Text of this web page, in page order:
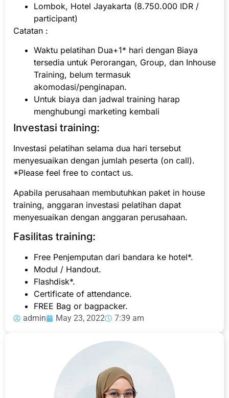
Lombok, Hotel Jayakarta (8.750.000 IDR /
participant)
Catatan :
Waktu pelatihan Dua+1* hari dengan Biaya
tersedia untuk Perorangan, Group, dan Inhouse
Training, belum termasuk
akomodasi/penginapan.
Untuk biaya dan jadwal training harap
menghubungi marketing kembali
Investasi training:
Investasi pelatihan selama dua hari tersebut
menyesuaikan dengan jumlah peserta (on call).
*Please feel free to contact us.
Apabila perusahaan membutuhkan paket in house
training, anggaran investasi pelatihan dapat
menyesuaikan dengan anggaran perusahaan.
Fasilitas training:
Free Penjemputan dari bandara ke hotel*.
Modul / Handout.
Flashdisk*.
Certificate of attendance.
FREE Bag or bagpacker.
admin May 23, 2022 7:39 am